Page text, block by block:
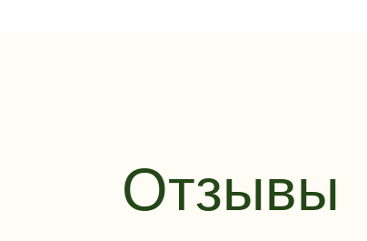
Отзывы